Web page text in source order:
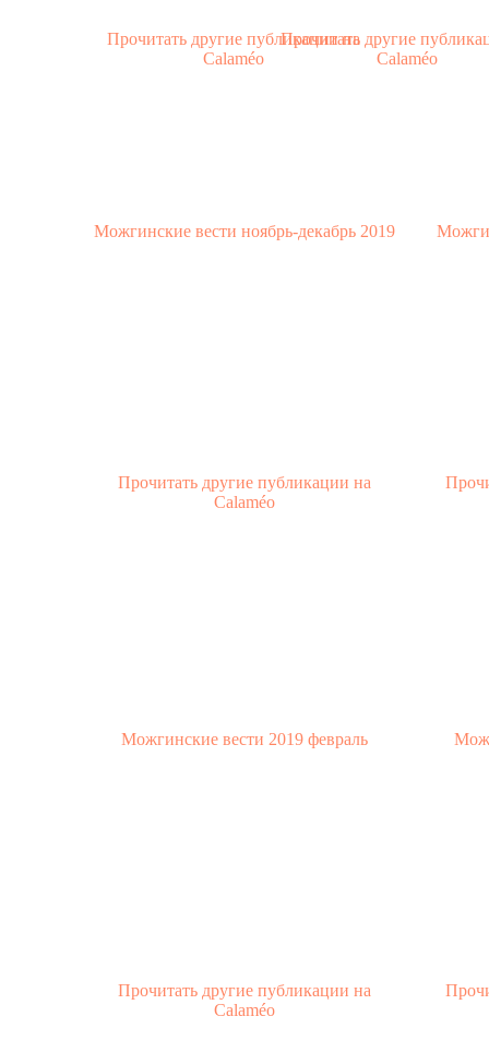
Прочитать другие публикации на
Calaméo
Прочитать другие
Calaméo
Можгинские вести ноябрь-декабрь 2019
Прочитать другие публикации на
Calaméo
Можгинские вести 2019 февраль
Прочитать другие публикации на
Calaméo